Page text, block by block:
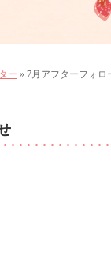
ー » 7月アフターフォロ